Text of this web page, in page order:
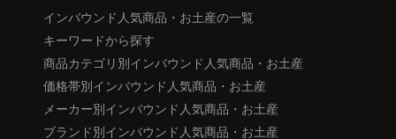
インバウンド人気商品・お土産の一覧
キーワードから探す
商品カテゴリ別インバウンド人気商品・お土産
価格帯別インバウンド人気商品・お土産
メーカー別インバウンド人気商品・お土産
ブランド別インバウンド人気商品・お土産